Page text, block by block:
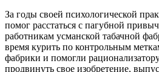
За годы своей психологической
помог расстаться с пагубной
работникам усманской табачной
время курить по контрольным
фабрики и помогли
продвинуть свое изобретение,